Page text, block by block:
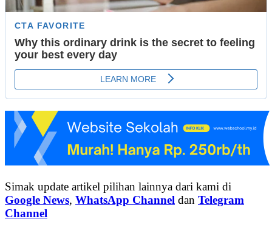
Simak update artikel pilihan lainnya dari kami di
Google News, WhatsApp Channel dan Telegram
Channel